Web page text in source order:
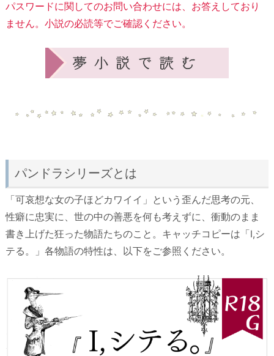
パスワードに関してのお問い合わせには、お答えしており
ません。小説の必読等でご確認ください。
パンドラシリーズとは
「可哀想な女の子ほどカワイイ」という歪んだ思考の元、
性癖に忠実に、世の中の善悪を何も考えずに、衝動のまま
書き上げた狂った物語たちのこと。キャッチコピーは「I,シ
テる。」各物語の特性は、以下をご参照ください。